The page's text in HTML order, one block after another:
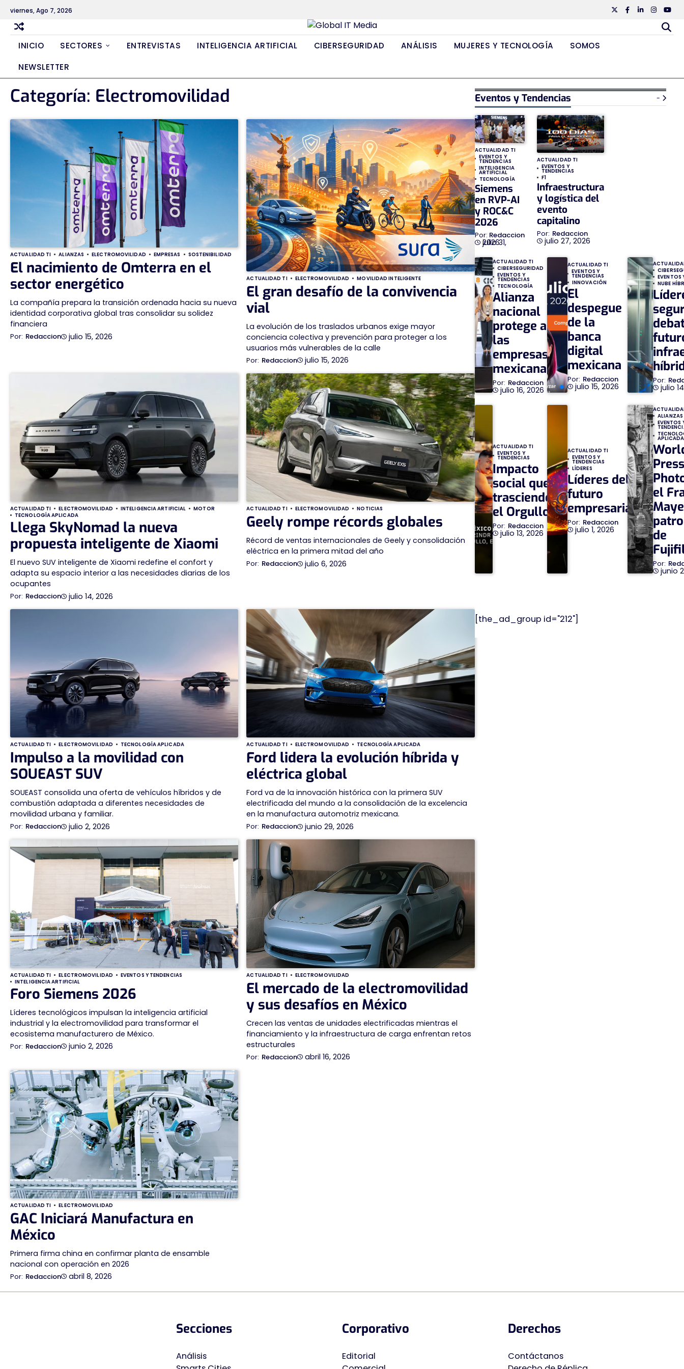
Skip
content
viernes, Ago 7, 2026 TwiiterFacebook
Linkedin
INICIO SECTORES ENTREVISTAS INTELIGENCIA ARTIFICIAL CIBERSEGURIDAD ANÁLISIS MUJERES Y TECNOLOGÍA
SOMOS
NEWSLETTER
Categoría: Electromovilidad
ACTUALIDAD TI ALIANZAS ELECTROMOVILIDAD EMPRESAS SOSTENIBILIDAD
El nacimiento de Omterra en el
sector energético
La compañía prepara la transición ordenada hacia su nueva
identidad corporativa global tras consolidar su solidez
financiera
Redaccion julio 15, 2026
ACTUALIDAD TI ELECTROMOVILIDAD MOVILIDAD INTELIGENTE
El gran desafío de la convivencia
vial
La evolución de los traslados urbanos exige mayor
conciencia colectiva y prevención para proteger a los
usuarios más vulnerables de la calle
Redaccion julio 15, 2026
ACTUALIDAD TI ELECTROMOVILIDAD INTELIGENCIA ARTIFICIAL
MOTOR
TECNOLOGÍA APLICADA
Llega SkyNomad la nueva
propuesta inteligente de Xiaomi
El nuevo SUV inteligente de Xiaomi redefine el confort y
adapta su espacio interior a las necesidades diarias de los
ocupantes
Redaccion julio 14, 2026
ACTUALIDAD TI ELECTROMOVILIDAD NOTICIAS
Geely rompe récords globales
Récord de ventas internacionales de Geely y consolidación
eléctrica en la primera mitad del año
Redaccion julio 6, 2026
ACTUALIDAD TI ELECTROMOVILIDAD TECNOLOGÍA APLICADA
Impulso a la movilidad con
SOUEAST SUV
SOUEAST consolida una oferta de vehículos híbridos y de
combustión adaptada a diferentes necesidades de
movilidad urbana y familiar.
Redaccion julio 2, 2026
ACTUALIDAD TI ELECTROMOVILIDAD TECNOLOGÍA APLICADA
Ford lidera la evolución híbrida y
eléctrica global
Ford va de la innovación histórica con la primera SUV
electrificada del mundo a la consolidación de la excelencia
en la manufactura automotriz mexicana.
Redaccion junio 29, 2026
ACTUALIDAD TI ELECTROMOVILIDAD
EVENTOS Y TENDENCIAS
INTELIGENCIA ARTIFICIAL
Foro Siemens 2026
Líderes tecnológicos impulsan la inteligencia artificial
industrial y la electromovilidad para transformar el
ecosistema manufacturero de México.
Redaccion junio 2, 2026
ACTUALIDAD TI ELECTROMOVILIDAD
El mercado de la electromovilidad
y sus desafíos en México
Crecen las ventas de unidades electrificadas mientras el
financiamiento y la infraestructura de carga enfrentan retos
estructurales
Redaccion abril 16, 2026
ACTUALIDAD TI ELECTROMOVILIDAD
GAC Iniciará Manufactura en
México
Primera firma china en confirmar planta de ensamble
nacional con operación en 2026
Redaccion abril 8, 2026
Eventos y Tendencias -
ACTUALIDAD TI
EVENTOS Y
TENDENCIAS
INTELIGENCIA
ARTIFICIAL
TECNOLOGÍA
Siemens
en RVP-AI
y ROC&C
2026
Redaccion
julio 31, 2026
ACTUALIDAD TI
EVENTOS Y
TENDENCIAS
F1
Infraestructura
y logística del
evento
capitalino
Redaccion
julio 27, 2026
ACTUALIDAD TI
CIBERSEGURIDAD
EVENTOS Y
TENDENCIAS
TECNOLOGÍA
Alianza
nacional
protege a
las
empresas
mexicanas
Redaccion
julio 16, 2026
ACTUALIDAD TI
EVENTOS Y
TENDENCIAS
INNOVACIÓN
El
despegue
de la
banca
digital
mexicana
Redaccion
julio 15, 2026
EVENTOS
NUBE
julio
ACTUALIDAD TI
EVENTOS Y
TENDENCIAS
Impacto
social que
trasciende
el Orgullo
Redaccion
julio 13, 2026
ACTUALIDAD TI
EVENTOS Y
TENDENCIAS
LÍDERES
Líderes del
futuro
empresarial
Redaccion
julio 1, 2026
ALIANZAS
EVENTOS
APLICADA
el
de
junio
[the_ad_group id="212"]
Secciones
Análisis
Corporativo
Editorial
Derechos
Contáctanos